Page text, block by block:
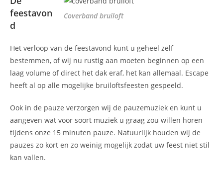
Coverband bruiloft
feestavon
d
Het verloop van de feestavond kunt u geheel zelf
bestemmen, of wij nu rustig aan moeten beginnen op een
laag volume of direct het dak eraf, het kan allemaal. Escape
heeft al op alle mogelijke bruiloftsfeesten gespeeld.
Ook in de pauze verzorgen wij de pauzemuziek en kunt u
aangeven wat voor soort muziek u graag zou willen horen
tijdens onze 15 minuten pauze. Natuurlijk houden wij de
pauzes zo kort en zo weinig mogelijk zodat uw feest niet stil
kan vallen.